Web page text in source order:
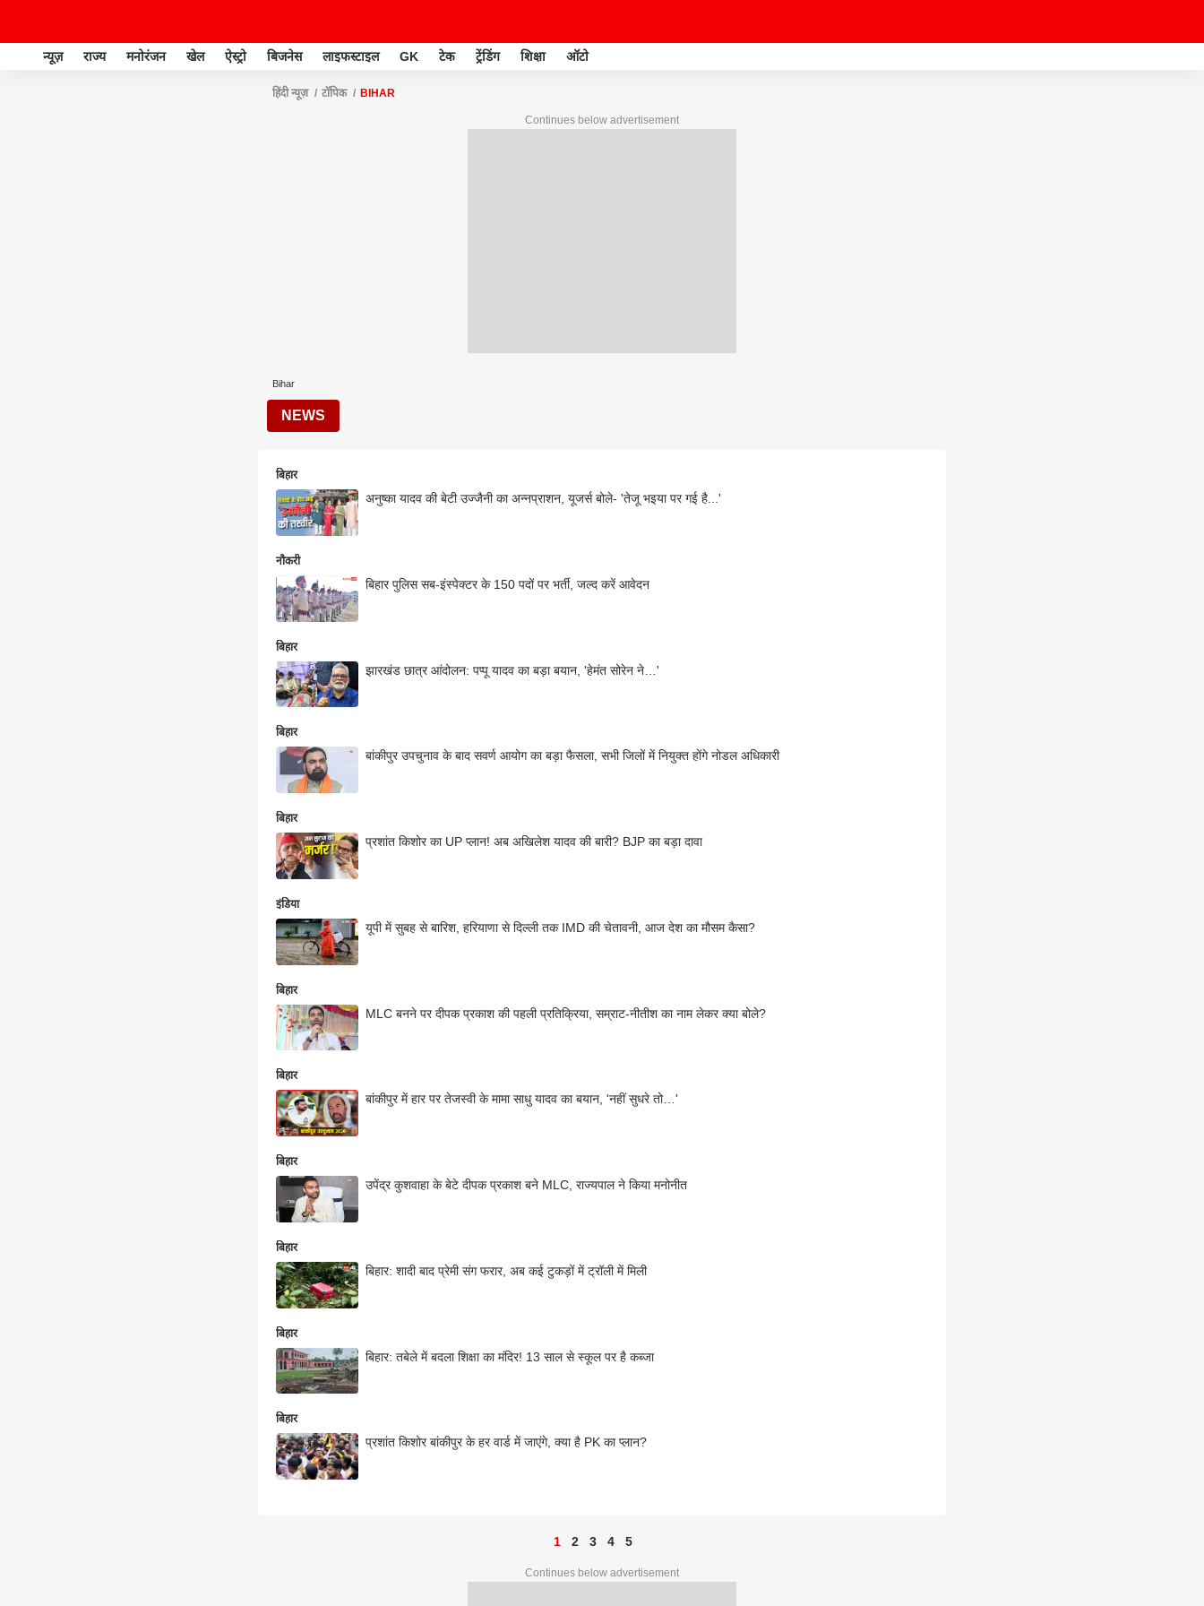
न्यूज़ राज्य मनोरंजन खेल ऐस्ट्रो बिजनेस लाइफस्टाइल GK टेक ट्रेंडिंग शिक्षा ऑटो
हिंदी न्यूज़ टॉपिक BIHAR
Continues below advertisement
Bihar
NEWS
बिहार
अनुष्का यादव की बेटी उज्जैनी का अन्नप्राशन, यूजर्स बोले- 'तेजू भइया पर गई है...'
नौकरी
बिहार पुलिस सब-इंस्पेक्टर के 150 पदों पर भर्ती, जल्द करें आवेदन
बिहार
झारखंड छात्र आंदोलन: पप्पू यादव का बड़ा बयान, 'हेमंत सोरेन ने…'
बिहार
बांकीपुर उपचुनाव के बाद सवर्ण आयोग का बड़ा फैसला, सभी जिलों में नियुक्त होंगे नोडल अधिकारी
बिहार
प्रशांत किशोर का UP प्लान! अब अखिलेश यादव की बारी? BJP का बड़ा दावा
इंडिया
यूपी में सुबह से बारिश, हरियाणा से दिल्ली तक IMD की चेतावनी, आज देश का मौसम कैसा?
बिहार
MLC बनने पर दीपक प्रकाश की पहली प्रतिक्रिया, सम्राट-नीतीश का नाम लेकर क्या बोले?
बिहार
बांकीपुर में हार पर तेजस्वी के मामा साधु यादव का बयान, 'नहीं सुधरे तो…'
बिहार
उपेंद्र कुशवाहा के बेटे दीपक प्रकाश बने MLC, राज्यपाल ने किया मनोनीत
बिहार
बिहार: शादी बाद प्रेमी संग फरार, अब कई टुकड़ों में ट्रॉली में मिली
बिहार
बिहार: तबेले में बदला शिक्षा का मंदिर! 13 साल से स्कूल पर है कब्जा
बिहार
प्रशांत किशोर बांकीपुर के हर वार्ड में जाएंगे, क्या है PK का प्लान?
1 2 3 4 5
Continues below advertisement